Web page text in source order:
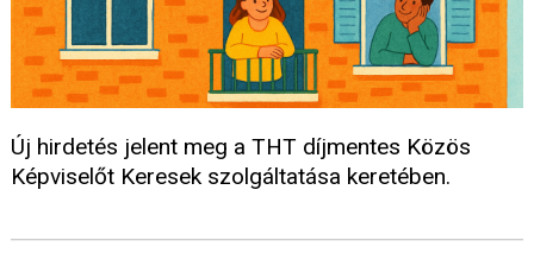
Új hirdetés jelent meg a THT díjmentes Közös
Képviselőt Keresek szolgáltatása keretében.